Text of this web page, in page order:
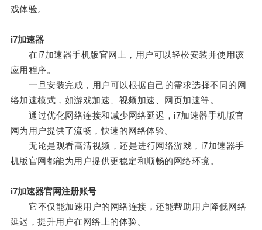
戏体验。
i7加速器
在i7加速器手机版官网上，用户可以轻松安装并使用该
应用程序。
一旦安装完成，用户可以根据自己的需求选择不同的网
络加速模式，如游戏加速、视频加速、网页加速等。
通过优化网络连接和减少网络延迟，i7加速器手机版官
网为用户提供了流畅，快速的网络体验。
无论是观看高清视频，还是进行网络游戏，i7加速器手
机版官网都能为用户提供更稳定和顺畅的网络环境。
i7加速器官网注册账号
它不仅能加速用户的网络连接，还能帮助用户降低网络
延迟，提升用户在网络上的体验。